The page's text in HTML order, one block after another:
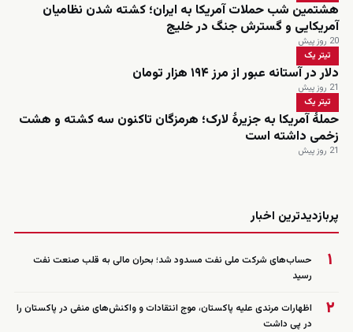
هشتمین شب حملات آمریکا به ایران؛ کشته شدن نظامیان
آمریکایی و گسترش جنگ در خلیج
20 روز پیش
تیتر یک
دلار در آستانه عبور از مرز ۱۹۴ هزار تومان
21 روز پیش
تیتر یک
حملۀ آمریکا به جزیرۀ لارک؛ هرمزگان تاکنون سه کشته و هشت
زخمی داشته است
21 روز پیش
پربازدیدترین اخبار
۱
حساب‌های شرکت ملی نفت مسدود شد؛ بحران مالی به قلب صنعت نفت
رسید
۲
اظهارات مرندی علیه پاکستان، موج انتقادات و واکنش‌های منفی در پاکستان را
در پی داشت